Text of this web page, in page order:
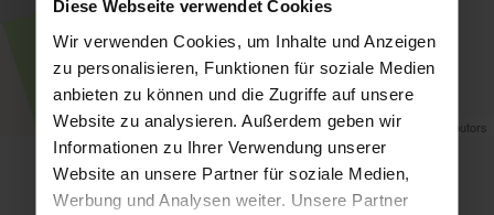
Diese Webseite verwendet Cookies
Wir verwenden Cookies, um Inhalte und Anzeigen
zu personalisieren, Funktionen für soziale Medien
anbieten zu können und die Zugriffe auf unsere
Website zu analysieren. Außerdem geben wir
Informationen zu Ihrer Verwendung unserer
Website an unsere Partner für soziale Medien,
Werbung und Analysen weiter. Unsere Partner
Map data ©OpenStreetMap contributors
Zurück zur Übersicht